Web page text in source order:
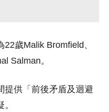
歲Malik Bromfield、
Salman。
提供「前後矛盾及迴避